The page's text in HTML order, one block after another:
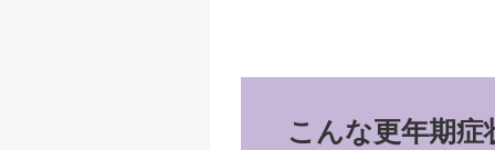
こんな更年期